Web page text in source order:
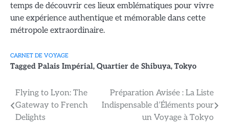
temps de découvrir ces lieux emblématiques pour vivre
une expérience authentique et mémorable dans cette
métropole extraordinaire.
CARNET DE VOYAGE
Tagged Palais Impérial, Quartier de Shibuya, Tokyo
Navigation
de
Flying to Lyon: The
Gateway to French
Delights
Préparation Avisée : La Liste
Indispensable d’Éléments pour
un Voyage à Tokyo